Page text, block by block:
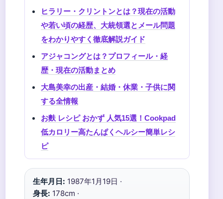
ヒラリー・クリントンとは？現在の活動
や若い頃の経歴、大統領選とメール問題
をわかりやすく徹底解説ガイド
アジャコングとは？プロフィール・経
歴・現在の活動まとめ
大島美幸の出産・結婚・休業・子供に関
する全情報
お麩 レシピ おかず 人気15選！Cookpad
低カロリー高たんぱくヘルシー簡単レシ
ピ
生年月日: 1987年1月19日 ·
身長: 178cm ·